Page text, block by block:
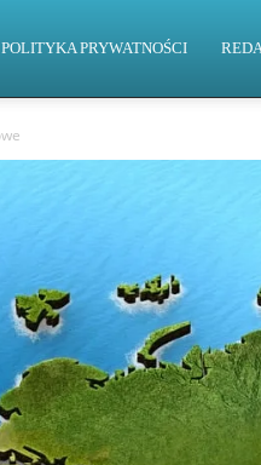
POLITYKA PRYWATNOŚCI